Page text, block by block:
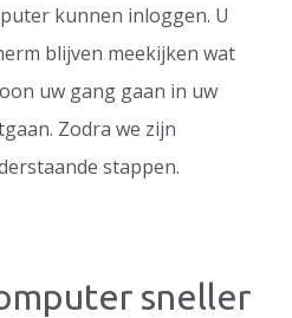
kunnen inloggen. U
blijven meekijken wat
uw gang gaan in uw
Zodra we zijn
stappen.
sneller